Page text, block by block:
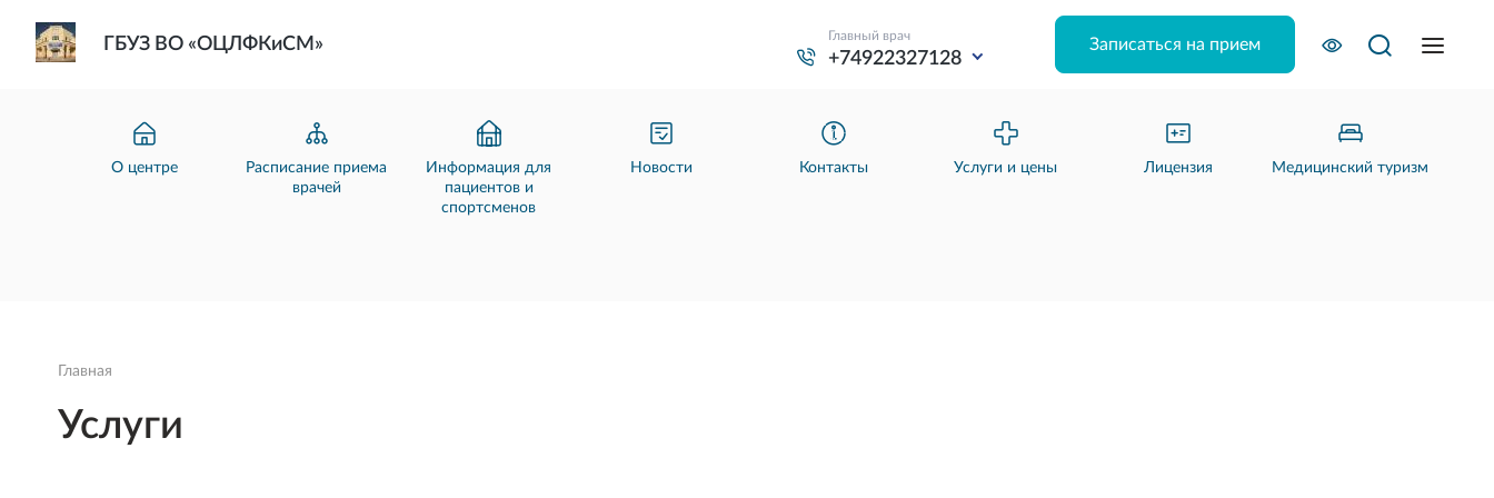
О центре
Расписание приема
врачей
Информация для
пациентов и
спортсменов
Новости Контакты Услуги и цены Лицензия Медицинский туризм
Главная
Услуги
ГБУЗ ВО «ОЦЛФКиСМ» Главный врач
+74922327128
Записаться на прием